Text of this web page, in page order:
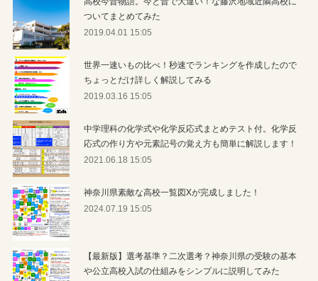
ついてまとめてみた
2019.04.01 15:05
世界一速いもの比べ！秒速でランキングを作成したので
ちょっとだけ詳しく解説してみる
2019.03.16 15:05
中学理科の化学式や化学反応式まとめテスト付。化学反
応式の作り方や元素記号の覚え方も簡単に解説します！
2021.06.18 15:05
神奈川県素敵な高校一覧図Xが完成しました！
2024.07.19 15:05
【最新版】選考基準？二次選考？神奈川県の受験の基本
や公立高校入試の仕組みをシンプルに説明してみた